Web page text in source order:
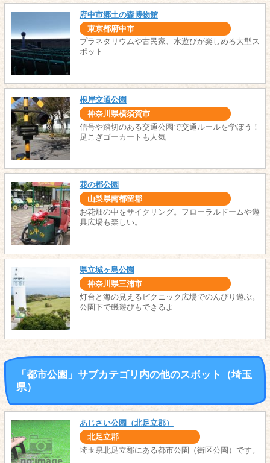
府中市郷土の森博物館
東京都府中市
プラネタリウムや古民家、水遊びが楽しめる大型ス
ポット
根岸交通公園
神奈川県横須賀市
信号や踏切のある交通公園で交通ルールを学ぼう！
足こぎゴーカートも人気
花の都公園
山梨県南都留郡
お花畑の中をサイクリング。フローラルドームや遊
具広場も楽しい。
県立城ヶ島公園
神奈川県三浦市
灯台と海の見えるピクニック広場でのんびり遊ぶ。
公園下で磯遊びもできるよ
「都市公園」サブカテゴリ内の他のスポット（埼玉
県）
あじさい公園（北足立郡）
北足立郡
埼玉県北足立郡にある都市公園（街区公園）です。